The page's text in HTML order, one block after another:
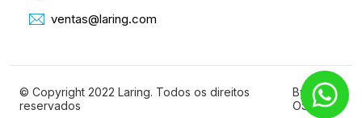
ventas@laring.com
© Copyright 2022 Laring. Todos os direitos
reservados
By
OSOLE